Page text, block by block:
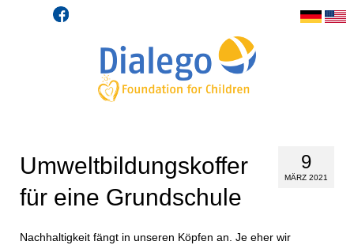
9
MÄRZ 2021
Umweltbildungskoffer
für eine Grundschule
Nachhaltigkeit fängt in unseren Köpfen an. Je eher wir